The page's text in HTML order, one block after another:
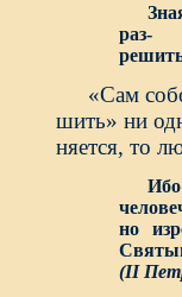
раз-
«Сам
шить» ни
няется, то
но
(II